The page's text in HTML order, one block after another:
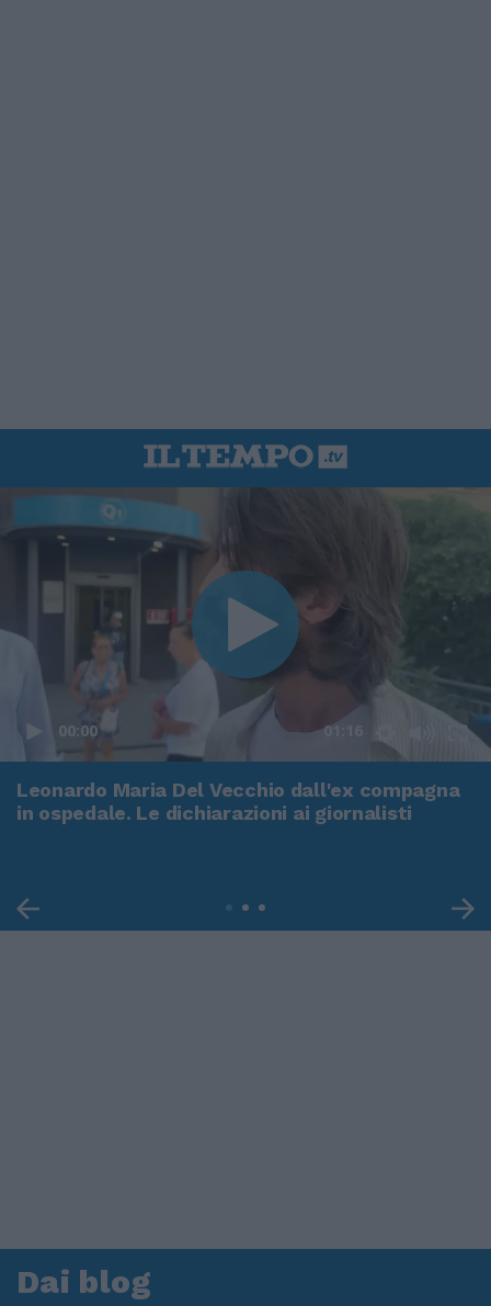
00:00 01:16
Leonardo Maria Del Vecchio dall'ex compagna
in ospedale. Le dichiarazioni ai giornalisti
Dai blog